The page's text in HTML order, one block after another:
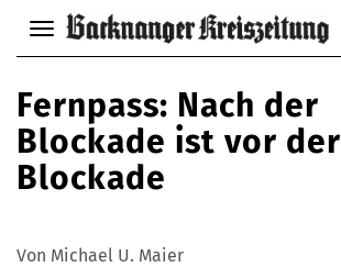
Navigation
anzeigen
verbergen
Fernpass: Nach der
Blockade ist vor der
Blockade
Von Michael U. Maier